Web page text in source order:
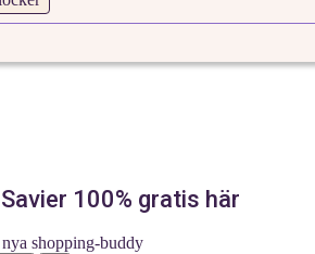
100% gratis här
shopping-buddy